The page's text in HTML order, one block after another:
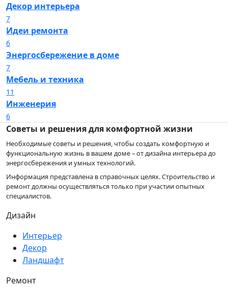
Декор интерьера
7
Идеи ремонта
6
Энергосбережение в доме
7
Мебель и техника
11
Инженерия
6
Советы и решения для комфортной жизни
Необходимые советы и решения, чтобы создать комфортную и
функциональную жизнь в вашем доме – от дизайна интерьера до
энергосбережения и умных технологий.
Информация представлена в справочных целях. Строительство и
ремонт должны осуществляться только при участии опытных
специалистов.
Дизайн
Интерьер
Декор
Ландшафт
Ремонт